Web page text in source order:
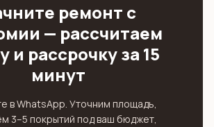
ремонт с
— рассчитаем
и рассрочку за 15
минут
в WhatsApp. Уточним площадь,
3–5 покрытий под ваш бюджет,